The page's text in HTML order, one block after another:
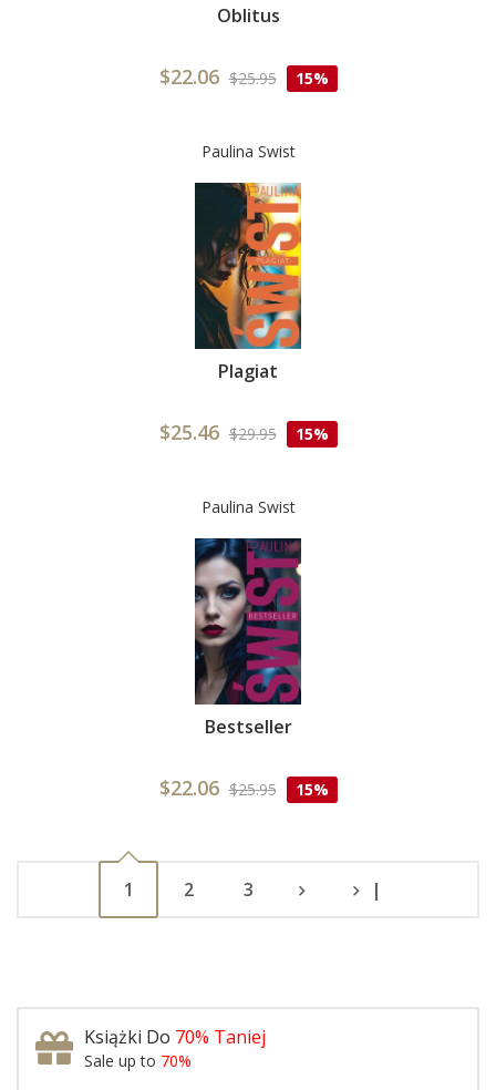
Oblitus
$22.06 $25.95 15%
Paulina Swist
Plagiat
$25.46 $29.95 15%
Paulina Swist
Bestseller
$22.06 $25.95 15%
1 2 3 |
Książki Do 70% Taniej
Sale up to 70%